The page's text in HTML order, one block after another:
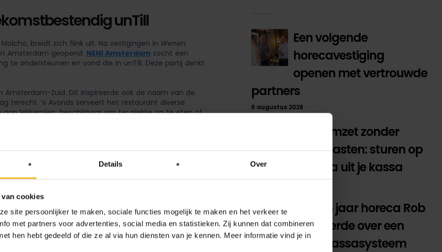
Details Over
cookies
site persoonlijker te maken, sociale functies mogelijk te maken en het verkeer te
met partners voor advertenties, social media en statistieken. Zij kunnen dat combineren
hen hebt gedeeld of die ze al via hun diensten van je kennen. Meer informatie vind je in
unTill
breidt zich flink uit. Na vestigingen in Wenen,
Amsterdam geopend. NENI Amsterdam zocht een
te ondersteunen en vond die in unTill. Deze partij denkt
Amsterdam-Zuid. Dit inspireerde ook de naam van de
terecht. ’s Avonds serveert het restaurant diverse
aan lekkernijen, beschikbaar om ter plekke op te eten of
en efficiënte oplossing. Robin
grote organisatie en willen vooruitstrevend zijn. De
zien de koks in één oogopslag welke
wordtdigitaal vastgelegd. “unTill past zeker bij onze
de integraties met andere systemen, zoals het
het proces eenvoudig en efficiënt,” aldus Robin
Een volgende
horecavestiging
openen met vertrouwde
partners
6 augustus 2026
Meer omzet zonder
extra gasten: sturen op
de data uit je kassa
Wat 25 jaar horeca Rob
Nooi leerde over een
goed kassasysteem